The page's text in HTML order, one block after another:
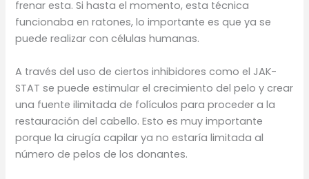
frenar esta. Si hasta el momento, esta técnica
funcionaba en ratones, lo importante es que ya se
puede realizar con células humanas.
A través del uso de ciertos inhibidores como el JAK-
STAT se puede estimular el crecimiento del pelo y crear
una fuente ilimitada de folículos para proceder a la
restauración del cabello. Esto es muy importante
porque la cirugía capilar ya no estaría limitada al
número de pelos de los donantes.